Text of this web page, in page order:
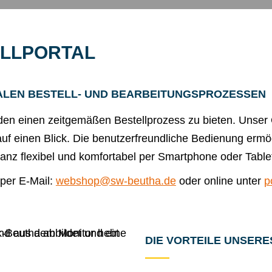
BESTELL- UND BEARBEITUNGSPROZESSEN
einen zeitgemäßen Bestellprozess zu bieten.
einen Blick. Die benutzerfreundliche Bedienung
flexibel und komfortabel per Smartphone oder
E-Mail: webshop@sw-beutha.deoder online unter
DIE VORTEILE